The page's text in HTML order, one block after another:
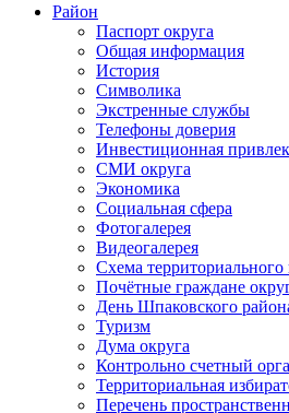
Район
Паспорт округа
Общая информация
История
Символика
Экстренные службы
Телефоны доверия
Инвестиционная
СМИ округа
Экономика
Социальная сфера
Фотогалерея
Видеогалерея
Схема
Почётные граждане
День Шпаковского
Туризм
Дума округа
Контрольно счетный
Территориальная
Перечень